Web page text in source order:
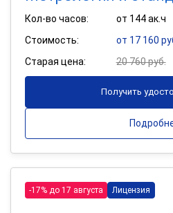
Кол-во часов:
от 144 ак.ч
Стоимость:
от 17 160
Старая цена:
20 760 руб.
Получить
-17% до 17 августа Лицензия